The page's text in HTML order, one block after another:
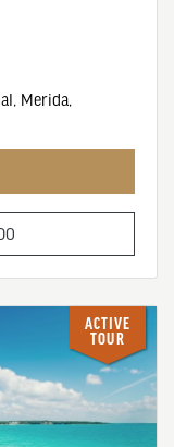
Merida,
ACTIVE
TOUR